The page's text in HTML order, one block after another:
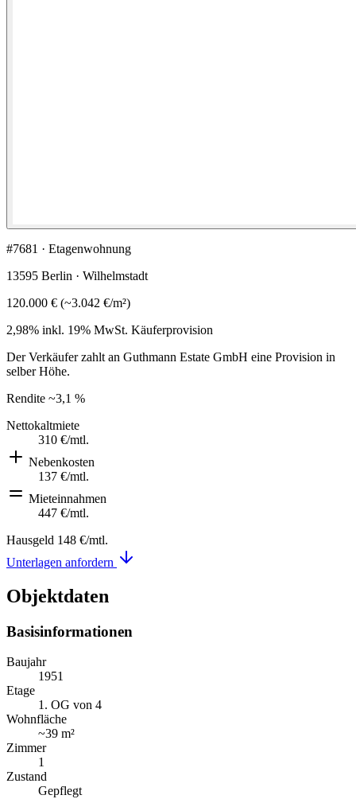
#7681 · Etagenwohnung
13595 Berlin · Wilhelmstadt
120.000 € (~3.042 €/m²)
2,98% inkl. 19% MwSt. Käuferprovision
Der Verkäufer zahlt an Guthmann Estate GmbH eine Provision in
selber Höhe.
Rendite ~3,1 %
Nettokaltmiete
310 €/mtl.
Nebenkosten
137 €/mtl.
Mieteinnahmen
447 €/mtl.
Hausgeld 148 €/mtl.
Unterlagen anfordern
Objektdaten
Basisinformationen
Baujahr
1951
Etage
1. OG von 4
Wohnfläche
~39 m²
Zimmer
1
Zustand
Gepflegt